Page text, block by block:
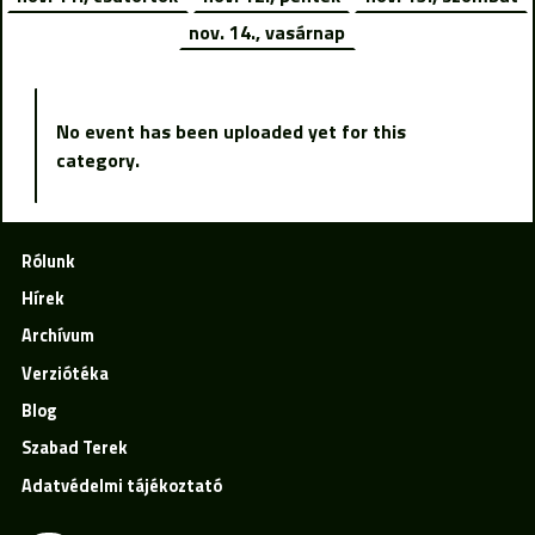
nov. 14., vasárnap
No event has been uploaded yet for this
category.
Rólunk
Hírek
Archívum
Verziótéka
Blog
Szabad Terek
Adatvédelmi tájékoztató